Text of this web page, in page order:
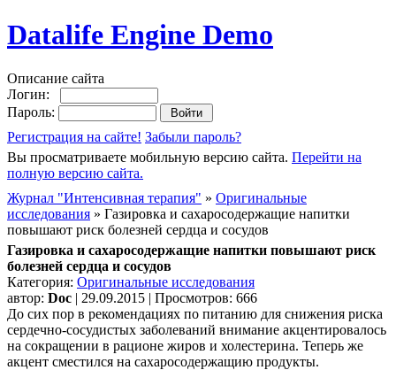
Datalife Engine Demo
Описание сайта
Логин:
Пароль:
Регистрация на сайте! Забыли пароль?
Вы просматриваете мобильную версию сайта. Перейти на
полную версию сайта.
Журнал "Интенсивная терапия" » Оригинальные
исследования » Газировка и сахаросодержащие напитки
повышают риск болезней сердца и сосудов
Газировка и сахаросодержащие напитки повышают риск
болезней сердца и сосудов
Категория: Оригинальные исследования
автор: Doc | 29.09.2015 | Просмотров: 666
До сих пор в рекомендациях по питанию для снижения риска
сердечно-сосудистых заболеваний внимание акцентировалось
на сокращении в рационе жиров и холестерина. Теперь же
акцент сместился на сахаросодержащию продукты.